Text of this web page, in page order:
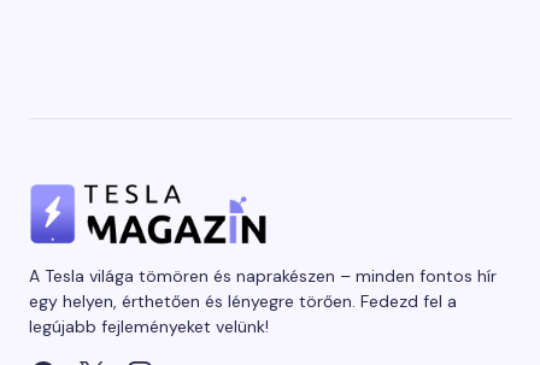
A Tesla világa tömören és naprakészen – minden fontos hír
egy helyen, érthetően és lényegre törően. Fedezd fel a
legújabb fejleményeket velünk!